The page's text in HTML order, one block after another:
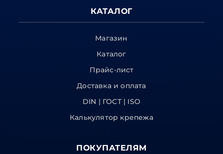
КАТАЛОГ
Магазин
Каталог
Прайс-лист
Доставка и оплата
DIN | ГОСТ | ISO
Калькулятор крепежа
ПОКУПАТЕЛЯМ